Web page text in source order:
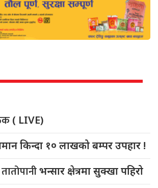
( LIVE)
किन्दा १० लाखको बम्पर उपहार !
भन्सार क्षेत्रमा सुक्खा पहिरो